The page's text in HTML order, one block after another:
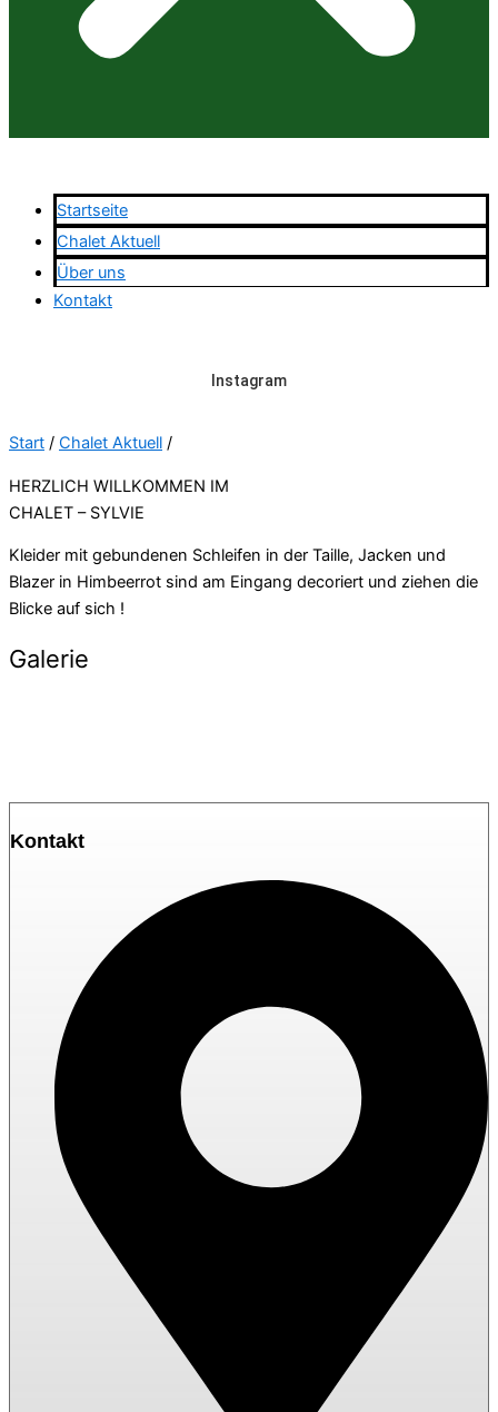
Startseite
Chalet Aktuell
Über uns
Kontakt
Instagram
Start / Chalet Aktuell /
HERZLICH WILLKOMMEN IM
CHALET – SYLVIE
Kleider mit gebundenen Schleifen in der Taille, Jacken und
Blazer in Himbeerrot sind am Eingang decoriert und ziehen die
Blicke auf sich !
Galerie
Kontakt